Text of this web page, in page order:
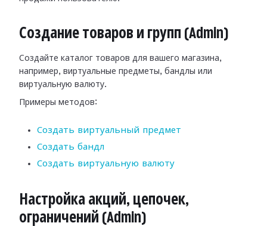
Создание товаров и групп (Admin)
Создайте каталог товаров для вашего магазина,
например, виртуальные предметы, бандлы или
виртуальную валюту.
Примеры методов:
Создать виртуальный предмет
Создать бандл
Создать виртуальную валюту
Настройка акций, цепочек,
ограничений (Admin)